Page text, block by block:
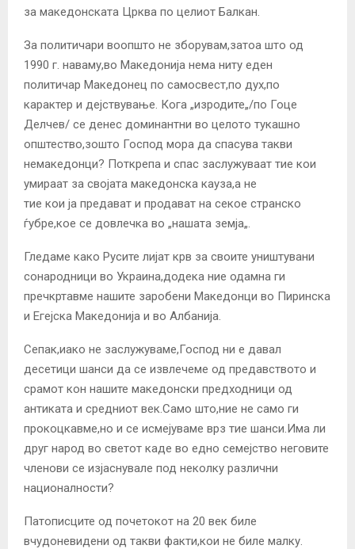
за македонската Црква по целиот Балкан.
За политичари воопшто не зборувам,затоа што од
1990 г. наваму,во Македонија нема ниту еден
политичар Македонец по самосвест,по дух,по
карактер и дејствување. Кога „изродите„/по Гоце
Делчев/ се денес доминантни во целото тукашно
општество,зошто Господ мора да спасува такви
немакедонци? Поткрепа и спас заслужуваат тие кои
умираат за својата македонска кауза,а не
тие кои ја предават и продават на секое странско
ѓубре,кое се довлечка во „нашата земја„.
Гледаме како Русите лијат крв за своите уништувани
сонародници во Украина,додека ние одамна ги
пречкртавме нашите заробени Македонци во Пиринска
и Егејска Македонија и во Албанија.
Сепак,иако не заслужуваме,Господ ни е давал
десетици шанси да се извлечеме од предавството и
срамот кон нашите македонски предходници од
антиката и средниот век.Само што,ние не само ги
прокоцкавме,но и се исмејуваме врз тие шанси.Има ли
друг народ во светот каде во едно семејство неговите
членови се изјаснувале под неколку различни
националности?
Патописците од почетокот на 20 век биле
вчудоневидени од такви факти,кои не биле малку.